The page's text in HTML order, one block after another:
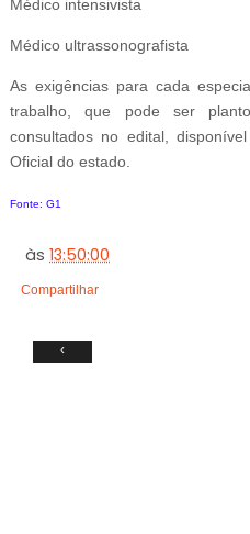
Médico intensivista
Médico ultrassonografista
As exigências para cada
trabalho, que pode ser
consultados no edital,
Oficial do estado.
Fonte: G1
às13:50:00
Compartilhar
‹